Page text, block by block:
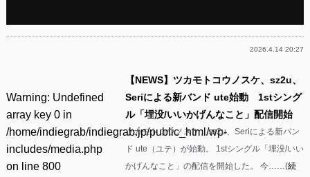
2026.4.14 20:27
Warning: Undefined
array key 0 in
/home/indiegrab/indiegrab.jp/public_html/wp-
includes/media.php
on line 800
【NEWS】ツカモトコウノスケ、sz2u、
Seriによる新バンド ute始動 1stシング
ル「埋没/いいかげんなこと」配信開始
ツカモトコウノスケ、sz2u、Seriによる新バン
ド ute（ユテ）が始動。 1stシングル「埋没/いい
かげんなこと」の配信を開始した。 今……(続